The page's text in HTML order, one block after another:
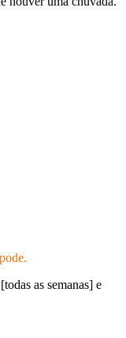
as semanas] e